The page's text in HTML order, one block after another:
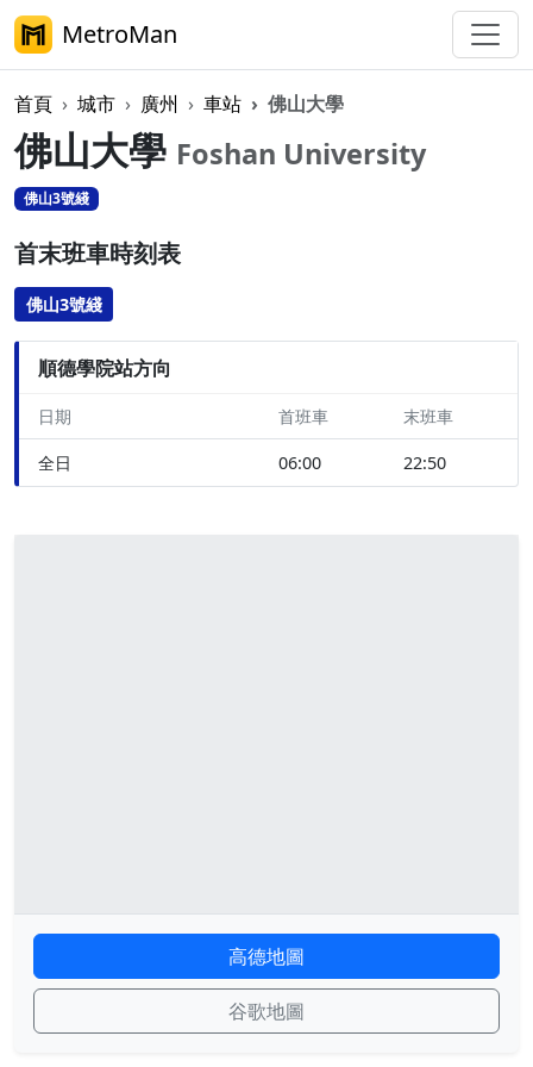
MetroMan
首頁 城市 廣州 車站 佛山大學
佛山大學 Foshan University
佛山3號綫
首末班車時刻表
佛山3號綫
順德學院站方向
日期 首班車 末班車
全日 06:00 22:50
高德地圖
谷歌地圖